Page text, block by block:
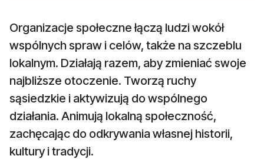
Organizacje społeczne łączą ludzi wokół
wspólnych spraw i celów, także na szczeblu
lokalnym. Działają razem, aby zmieniać swoje
najbliższe otoczenie. Tworzą ruchy
sąsiedzkie i aktywizują do wspólnego
działania. Animują lokalną społeczność,
zachęcając do odkrywania własnej historii,
kultury i tradycji.